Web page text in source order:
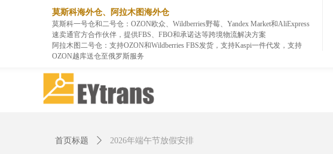
莫斯科海外仓、阿拉木图海外仓
莫斯科一号仓和二号仓：OZON欧众、Wildberries野莓、Yandex Market和AliExpress
速卖通官方合作伙伴，提供FBS、FBO和承诺达等跨境物流解决方案
阿拉木图二号仓：支持OZON和Wildberries FBS发货，支持Kaspi一件代发，支持
OZON越库送仓至俄罗斯服务
登录
登录
首页标题 ꄲ 2026年端午节放假安排